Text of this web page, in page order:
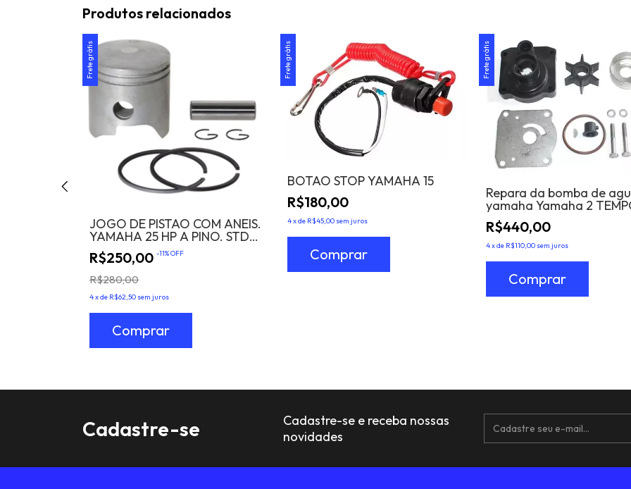
Produtos relacionados
Frete grátis
JOGO DE PISTAO COM ANEIS.
YAMAHA 25 HP A PINO. STD
Cod 6G0-11631-00
R$250,00 -11%OFF
R$280,00
4xde R$62,50 sem juros
Frete grátis
BOTAO STOP YAMAHA 15
R$180,00
4xde R$45,00 sem juros
Frete grátis
Repara da bomba de
yamaha Yamaha 2
stroke 25-30hp
R$440,00
4xde R$110,00 sem juros
Cadastre-se
Cadastre-se e receba nossas
novidades